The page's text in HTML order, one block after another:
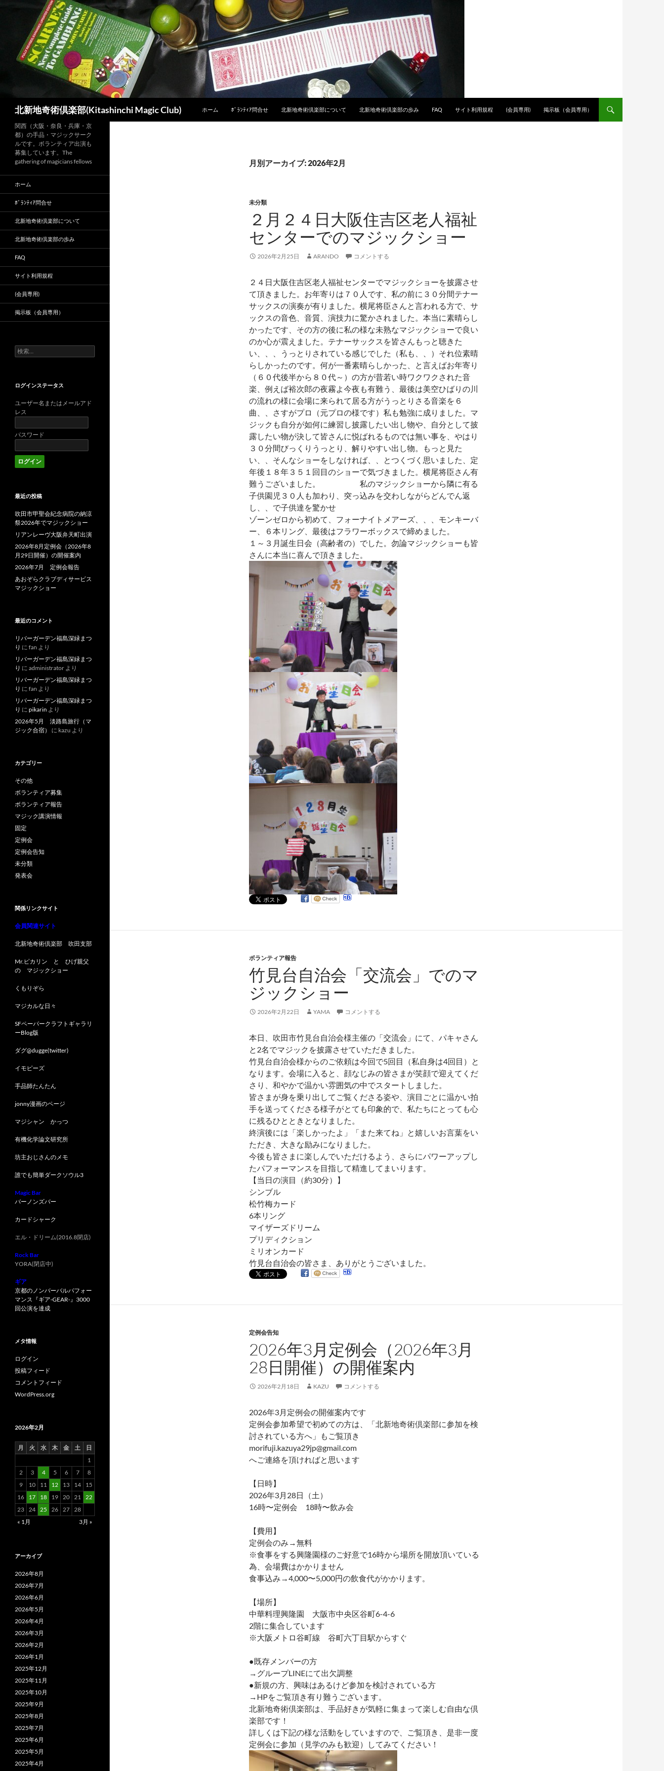
コ
北新地奇術倶楽部(Kitashinchi Magic Club) ホーム ﾎﾞﾗﾝﾃｨｱ問合せ 北新地奇術倶楽部について 北新地奇術倶楽部の歩み FAQ サイト利用規程 (会員専用) 掲示板（会員専用）
月別アーカイブ: 2026年2月
未分類
２月２４日大阪住吉区老人福祉
センターでのマジックショー
2026年2月25日 ARANDO コメントする
２４日大阪住吉区老人福祉センターでマジックショーを披露させ
て頂きました。お年寄りは７０人です、私の前に３０分間テナー
サックスの演奏が有りました。横尾将臣さんと言われる方で、サ
ックスの音色、音質、演技力に驚かされました。本当に素晴らし
かったです、その方の後に私の様な未熟なマジックショーで良い
のか心が震えました。テナーサックスを皆さんもっと聴きた
い、、、うっとりされている感じでした（私も、、）それ位素晴
らしかったのです。何が一番素晴らしかった、と言えばお年寄り
（６０代後半から８０代～）の方が昔若い時ワクワクされた音
楽、例えば裕次郎の夜霧よ今夜も有難う、最後は美空ひばりの川
の流れの様に会場に来られて居る方がうっとりさる音楽を６
曲、、さすがプロ（元プロの様です）私も勉強に成りました。マ
ジックも自分が如何に練習し披露したい出し物や、自分として披
露したい物が決して皆さんに悦ばれるものでは無い事を、やはり
３０分間びっくりうっとり、解りやすい出し物。もっと見た
い、、そんなショーをしなければ、、とつくづく思いました、定
年後１８年３５１回目のショーで気づきました。横尾将臣さん有
難うございました。 私のマジックショーから隣に有る
子供園児３０人も加わり、突っ込みを交わしながらどんでん返
し、、で子供達を驚かせ
ゾーンゼロから初めて、フォーナイトメアーズ、、、モンキーバ
ー、６本リング、最後はフラワーボックスで締めました。
１～３月誕生日会（高齢者の）でした。勿論マジックショーも皆
さんに本当に喜んで頂きました。
ボランティア報告
竹見台自治会「交流会」でのマ
ジックショー
2026年2月22日 YAMA コメントする
本日、吹田市竹見台自治会様主催の「交流会」にて、パキャさん
と2名でマジックを披露させていただきました。
竹見台自治会様からのご依頼は今回で5回目（私自身は4回目）と
なります。会場に入ると、顔なじみの皆さまが笑顔で迎えてくだ
さり、和やかで温かい雰囲気の中でスタートしました。
皆さまが身を乗り出してご覧くださる姿や、演目ごとに温かい拍
手を送ってくださる様子がとても印象的で、私たちにとっても心
に残るひとときとなりました。
終演後には「楽しかったよ」「また来てね」と嬉しいお言葉をい
ただき、大きな励みになりました。
今後も皆さまに楽しんでいただけるよう、さらにパワーアップし
たパフォーマンスを目指して精進してまいります。
【当日の演目（約30分）】
シンブル
松竹梅カード
6本リング
マイザーズドリーム
プリディクション
ミリオンカード
竹見台自治会の皆さま、ありがとうございました。
定例会告知
2026年3月定例会（2026年3月
28日開催）の開催案内
2026年2月18日 KAZU コメントする
2026年3月定例会の開催案内です
定例会参加希望で初めての方は、「北新地奇術倶楽部に参加を検
討されている方へ」もご覧頂き
morifuji.kazuya29jp@gmail.com
へご連絡を頂ければと思います
【日時】
2026年3月28日（土）
16時〜定例会 18時〜飲み会
【費用】
定例会のみ→無料
※食事をする興隆園様のご好意で16時から場所を開放頂いている
為、会場費はかかりません
食事込み→4,000〜5,000円の飲食代がかかります。
【場所】
中華料理興隆園 大阪市中央区谷町6-4-6
2階に集合しています
※大阪メトロ谷町線 谷町六丁目駅からすぐ
●既存メンバーの方
→グループLINEにて出欠調整
●新規の方、興味はあるけど参加を検討されている方
→HPをご覧頂き有り難うございます。
北新地奇術倶楽部は、手品好きが気軽に集まって楽しむ自由な倶
楽部です！
詳しくは下記の様な活動をしていますので、ご覧頂き、是非一度
定例会に参加（見学のみも歓迎）してみてください！
関西（大阪・奈良・兵庫・京
都）の手品・マジックサーク
ルです。ボランティア出演も
募集しています。The
gathering of magicians fellows
ホーム
ﾎﾞﾗﾝﾃｨｱ問合せ
北新地奇術倶楽部について
北新地奇術倶楽部の歩み
FAQ
サイト利用規程
(会員専用)
掲示板（会員専用）
検
索:
ログインステータス
ユーザー名またはメールアド
レス
パスワード
最近の投稿
吹田市甲聖会紀念病院の納涼
祭2026年でマジックショー
リアンレーヴ大阪弁天町出演
2026年8月定例会（2026年8
月29日開催）の開催案内
2026年7月 定例会報告
あおぞらクラブディサービス
マジックショー
最近のコメント
リバーガーデン福島深緑まつ
り に fan より
リバーガーデン福島深緑まつ
り に administrator より
リバーガーデン福島深緑まつ
り に fan より
リバーガーデン福島深緑まつ
り に pikarin より
2026年5月 淡路島旅行（マ
ジック合宿）
に kazu より
カテゴリー
その他
ボランティア募集
ボランティア報告
マジック講演情報
固定
定例会
定例会告知
未分類
発表会
関係リンクサイト
会員関連サイト
北新地奇術倶楽部 吹田支部
Mr.ピカリン と ひげ親父
の マジックショー
くもりぞら
マジカルな日々
SFペーパークラフトギャラリ
ーBlog版
ダグ@dugge(twitter)
イモピーズ
手品師たんたん
jonny漫画のページ
マジシャン かっつ
有機化学論文研究所
坊主おじさんのメモ
誰でも簡単ダークソウル3
Magic Bar
バーノンズバー
カードシャーク
エル・ドリーム(2016.8閉店)
Rock Bar
YORA(閉店中)
ギア
京都のノンバーバルパフォー
マンス『ギア-GEAR-』3000
回公演を達成
メタ情報
ログイン
投稿フィード
コメントフィード
WordPress.org
2026年2月
月 火 水 木 金 土
日
1
2
3 4 5 6 7
8
9
10 11 12 13 14
15
16
17 18 19 20 21 22
23 24 25 26 27 28
« 1月
3月 »
アーカイブ
2026年8月
2026年7月
2026年6月
2026年5月
2026年4月
2026年3月
2026年2月
2026年1月
2025年12月
2025年11月
2025年10月
2025年9月
2025年8月
2025年7月
2025年6月
2025年5月
2025年4月